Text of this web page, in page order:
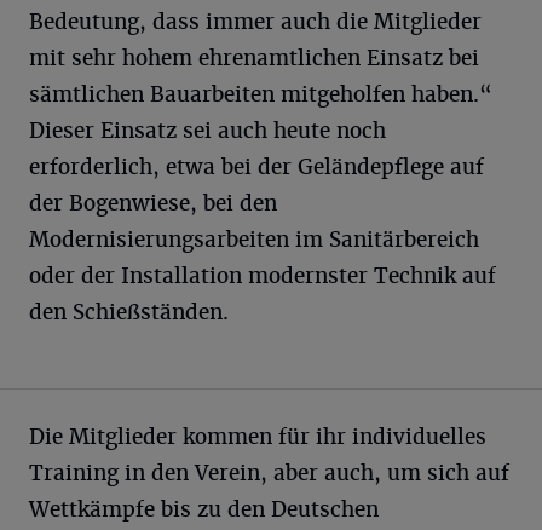
Bedeutung, dass immer auch die Mitglieder
mit sehr hohem ehrenamtlichen Einsatz bei
sämtlichen Bauarbeiten mitgeholfen haben.“
Dieser Einsatz sei auch heute noch
erforderlich, etwa bei der Geländepflege auf
der Bogenwiese, bei den
Modernisierungsarbeiten im Sanitärbereich
oder der Installation modernster Technik auf
den Schießständen.
Die Mitglieder kommen für ihr individuelles
Training in den Verein, aber auch, um sich auf
Wettkämpfe bis zu den Deutschen